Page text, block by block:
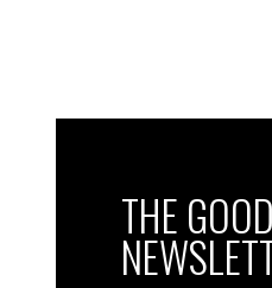
Un train
Les
carré près
entamé un
THE GOOD